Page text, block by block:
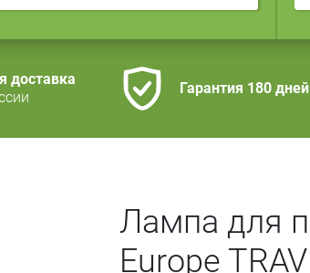
доставка
Гарантия 180 дней
Лампа для
Europe